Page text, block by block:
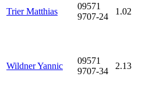
Trier Matthias
09571
9707-24
1.02
Wildner Yannic
09571
9707-34
2.13